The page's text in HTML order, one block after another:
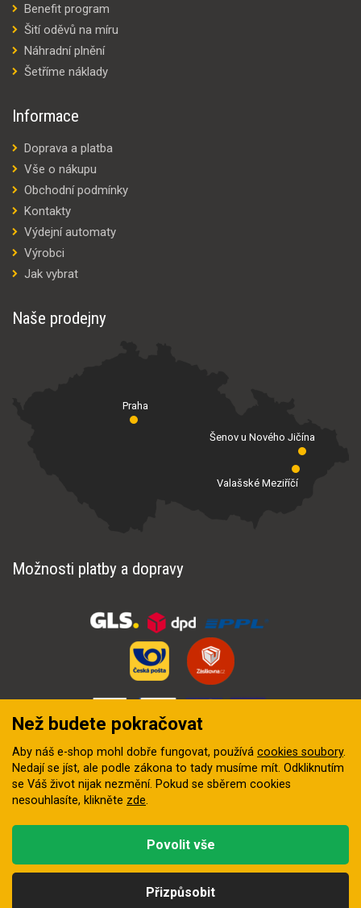
Benefit program
Šití oděvů na míru
Náhradní plnění
Šetříme náklady
Informace
Doprava a platba
Vše o nákupu
Obchodní podmínky
Kontakty
Výdejní automaty
Výrobci
Jak vybrat
Naše prodejny
Praha
Valašské Meziříčí
Šenov u Nového Jičína
Možnosti platby a dopravy
digitální agentura FEO
Než budete pokračovat
Aby náš e-shop mohl dobře fungovat, používá cookies soubory.
Nedají se jíst, ale podle zákona to tady musíme mít. Odkliknutím
se Váš život nijak nezmění. Pokud se sběrem cookies
nesouhlasíte, klikněte zde.
Přizpůsobit
Povolit vše